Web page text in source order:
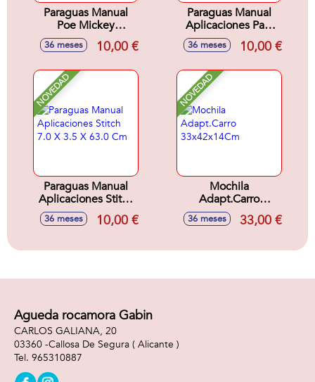
Paraguas Manual
Poe Mickey
T45C:45 Cm
36 meses 10,00 €
Paraguas Manual
Aplicaciones Paw
Patrol 7.0 X 3.5 X
63.0 Cm
36 meses 10,00 €
NOVEDAD
Paraguas Manual
Aplicaciones Stitch
7.0 X 3.5 X 63.0 Cm
36 meses 10,00 €
NOVEDAD
Mochila
Adapt.Carro
33x42x14Cm
36 meses 33,00 €
Agueda rocamora Gabin
CARLOS GALIANA, 20
03360 -Callosa De Segura ( Alicante )
965310887